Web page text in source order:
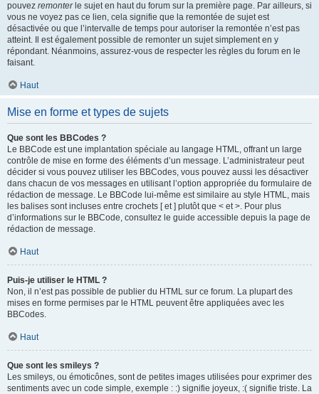
pouvez remonterle sujet en haut du forum sur la première page. Par ailleurs, si
vous ne voyez pas ce lien, cela signifie que la remontée de sujet est
désactivée ou que l’intervalle de temps pour autoriser la remontée n’est pas
atteint. Il est également possible de remonter un sujet simplement en y
répondant. Néanmoins, assurez-vous de respecter les règles du forum en le
faisant.
Haut
Mise en forme et types de sujets
Que sont les BBCodes ?
Le BBCode est une implantation spéciale au langage HTML, offrant un large
contrôle de mise en forme des éléments d’un message. L’administrateur peut
décider si vous pouvez utiliser les BBCodes, vous pouvez aussi les désactiver
dans chacun de vos messages en utilisant l’option appropriée du formulaire de
rédaction de message. Le BBCode lui-même est similaire au style HTML, mais
les balises sont incluses entre crochets [ et ] plutôt que < et >. Pour plus
d’informations sur le BBCode, consultez le guide accessible depuis la page de
rédaction de message.
Haut
Puis-je utiliser le HTML ?
Non, il n’est pas possible de publier du HTML sur ce forum. La plupart des
mises en forme permises par le HTML peuvent être appliquées avec les
BBCodes.
Haut
Que sont les smileys ?
Les smileys, ou émoticônes, sont de petites images utilisées pour exprimer des
sentiments avec un code simple, exemple : :) signifie joyeux, :( signifie triste. La